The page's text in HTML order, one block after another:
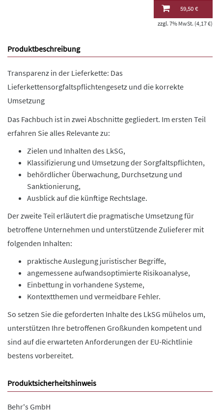
59,50 €
zzgl. 7% MwSt. (4,17 €)
Produktbeschreibung
Transparenz in der Lieferkette: Das
Lieferkettensorgfaltspflichtengesetz und die korrekte
Umsetzung
Das Fachbuch ist in zwei Abschnitte gegliedert. Im ersten Teil
erfahren Sie alles Relevante zu:
Zielen und Inhalten des LkSG,
Klassifizierung und Umsetzung der Sorgfaltspflichten,
behördlicher Überwachung, Durchsetzung und
Sanktionierung,
Ausblick auf die künftige Rechtslage.
Der zweite Teil erläutert die pragmatische Umsetzung für
betroffene Unternehmen und unterstützende Zulieferer mit
folgenden Inhalten:
praktische Auslegung juristischer Begriffe,
angemessene aufwandsoptimierte Risikoanalyse,
Einbettung in vorhandene Systeme,
Kontextthemen und vermeidbare Fehler.
So setzen Sie die geforderten Inhalte des LkSG mühelos um,
unterstützen Ihre betroffenen Großkunden kompetent und
sind auf die erwarteten Anforderungen der EU-Richtlinie
bestens vorbereitet.
Produktsicherheitshinweis
Behr's GmbH